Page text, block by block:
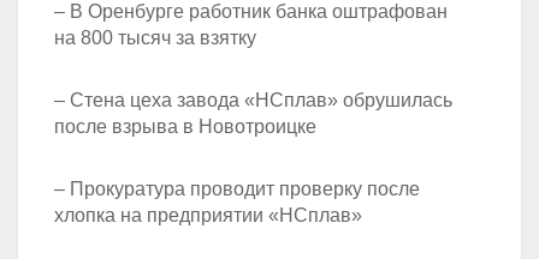
– В Оренбурге работник банка оштрафован
на 800 тысяч за взятку
– Стена цеха завода «НСплав» обрушилась
после взрыва в Новотроицке
– Прокуратура проводит проверку после
хлопка на предприятии «НСплав»